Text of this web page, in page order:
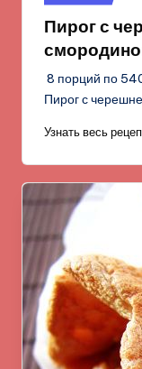
в
Пирог с
8 порций по
Пирог с
Узнать весь